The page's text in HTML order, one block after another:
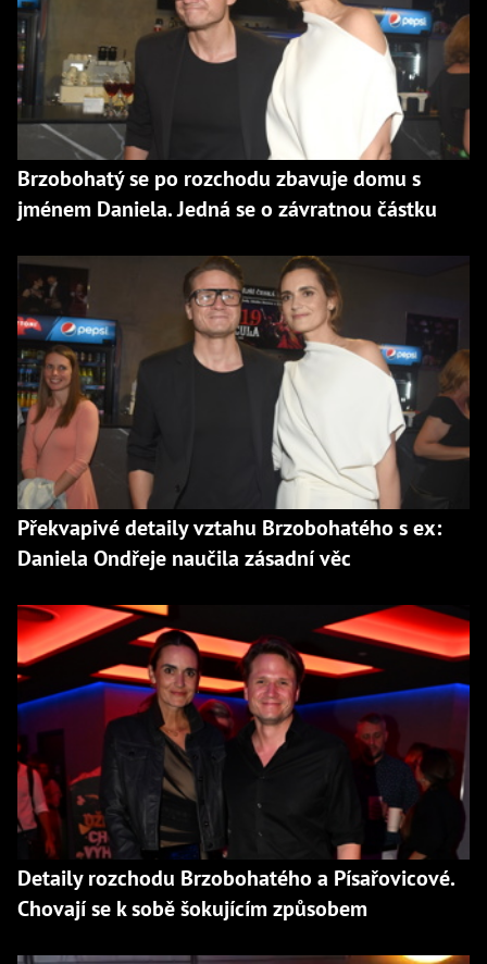
Brzobohatý se po rozchodu zbavuje domu s
jménem Daniela. Jedná se o závratnou částku
Překvapivé detaily vztahu Brzobohatého s ex:
Daniela Ondřeje naučila zásadní věc
Detaily rozchodu Brzobohatého a Písařovicové.
Chovají se k sobě šokujícím způsobem